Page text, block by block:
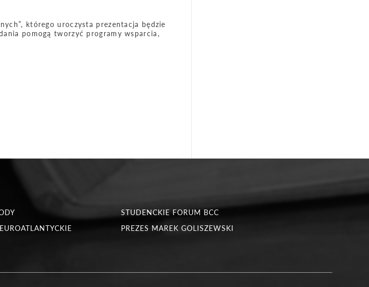
którego uroczysta prezentacja będzie
pomogą tworzyć programy wsparcia,
STUDENCKIE FORUM BCC
PREZES MAREK GOLISZEWSKI